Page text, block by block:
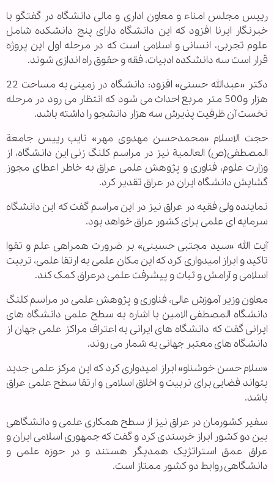
رییس مجلس امناء و معاون اداری و مالی دانشگاه در گفتگو با
خبرنگار ایرنا افزود که این دانشگاه دارای پنج دانشکده شامل
علوم تجربی، انسانی و اسلامی است که در مرحله اول این پروژه
قرار است سه دانشکده ادبیات، فقه و حقوق راه اندازی شوند.
دکتر «عبدالله حسنی» افزود: دانشگاه در زمینی به مساحت 22
هزار و500 متر مربع احداث می شود که انتظار می رود در مرحله
نخست آن ظرفیت پذیرش سه هزار دانشجو را داشته باشد.
حجت الاسلام «محمدحسن مهدوی مهر» نایب رییس جامعة
المصطفی(ص) العالمیة نیز در مراسم کلنگ زنی این دانشگاه، از
وزارت علوم، فناوری و پژوهش علمی عراق به خاطر اعطای مجوز
گشایش دانشگاه ایران در عراق تقدیر کرد.
نماینده ولی فقیه در عراق نیز در این مراسم گفت که این دانشگاه
سرمایه ای علمی برای کشور عراق خواهد بود.
آیت الله «سید مجتبی حسینی» بر ضرورت همراهی علم و تقوا
تاکید و ابراز امیدواری کرد که این مکان علمی به ارتقا علمی، تربیت
اسلامی و آرامش و ثبات و پیشرفت علمی درعراق کمک کند.
معاون وزیر آموزش عالی، فناوری و پژوهش علمی در مراسم کلنگ
دانشگاه المصطفی الامین با اشاره به سطح علمی دانشگاه های
ایرانی گفت که دانشگاه های ایرانی به اعتراف مراکز علمی جهان از
دانشگاه های معتبر جهانی به شمار می روند.
«سلام حسن خوشناو» ابراز امیدواری کرد که این مرکز علمی جدید
بتواند فضایی برای تربیت و اخلاق اسلامی و ارتقا سطح علمی عراق
باشد.
سفیر کشورمان در عراق نیز از سطح همکاری علمی و دانشگاهی
بین دو کشور ابراز خرسندی کرد و گفت که جمهوری اسلامی ایران و
عراق عمق استراتژیک همدیگر هستند و در حوزه علمی و
دانشگاهی روابط دو کشور ممتاز است.